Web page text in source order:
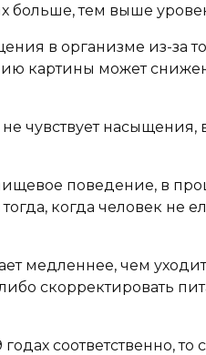
больше, тем выше
в организме из-за
может
чувствует насыщения,
поведение, в
когда человек не
медленнее, чем уходит
скорректировать
соответственно,